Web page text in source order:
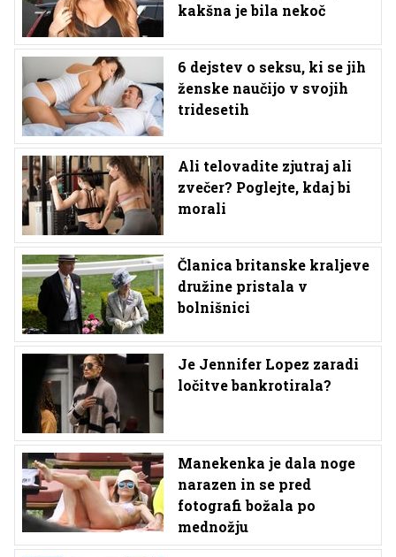
kakšna je bila nekoč
6 dejstev o seksu, ki se jih
ženske naučijo v svojih
tridesetih
Ali telovadite zjutraj ali
zvečer? Poglejte, kdaj bi
morali
Članica britanske kraljeve
družine pristala v
bolnišnici
Je Jennifer Lopez zaradi
ločitve bankrotirala?
Manekenka je dala noge
narazen in se pred
fotografi božala po
mednožju